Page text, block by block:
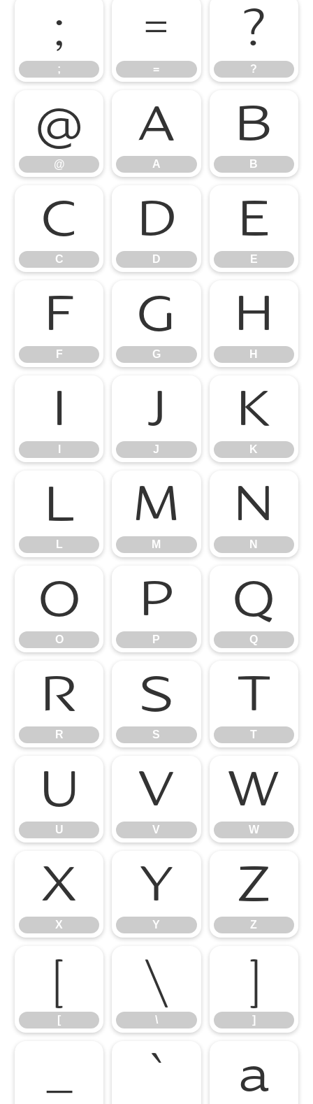
;
;
=
=
?
?
@
@
A
A
B
B
C
C
D
D
E
E
F
F
G
G
H
H
I J
J
K
K
L
L
M
M
N
N
O
O
P
P
Q
Q
R
R
S
S
T
T
U
U
V
V
W
W
X
X
Y
Y
Z
Z
[
[
\
\
]
]
_ ` a